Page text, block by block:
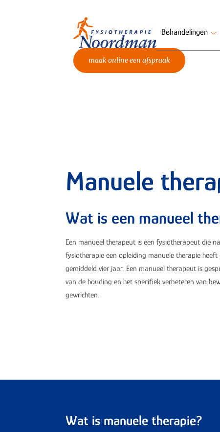
Behandelingen
maak online een afspraak
Manuele
Wat is een manueel
Een manueel therapeut is een fysiotherapeut die
fysiotherapie een opleiding manuele therapie
gemiddeld vier jaar. Een manueel therapeut is
van de houding en het specifiek verbeteren van
gewrichten.
Wat is manuele therapie?